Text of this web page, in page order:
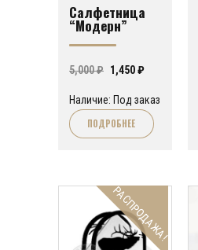
Салфетница
“Модерн”
5,000₽ Первоначальная
составляла
5,000 ₽.
1,450₽Текущая
1,450 ₽.
Наличие: Под заказ
ПОДРОБНЕЕ
РАСПРОДАЖА!